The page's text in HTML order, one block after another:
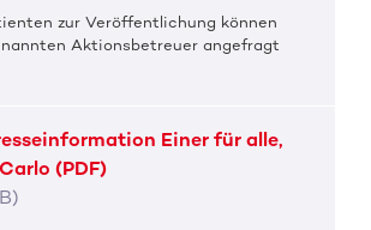
zur Veröffentlichung können
Aktionsbetreuer angefragt
Einer für alle,
(PDF)